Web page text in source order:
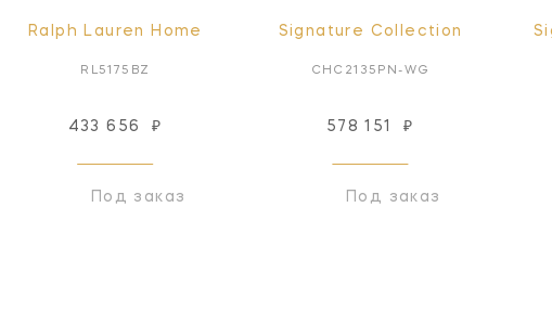
Ralph Lauren Home
RL5175BZ
433 656 ₽
Под заказ
Signature Collection
CHC2135PN-WG
578 151 ₽
Под заказ